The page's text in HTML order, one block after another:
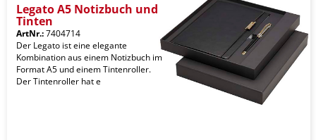
Legato A5 Notizbuch und
Tinten
ArtNr.:7404714
Der Legato ist eine elegante
Kombination aus einem Notizbuch im
Format A5 und einem Tintenroller.
Der Tintenroller hat e